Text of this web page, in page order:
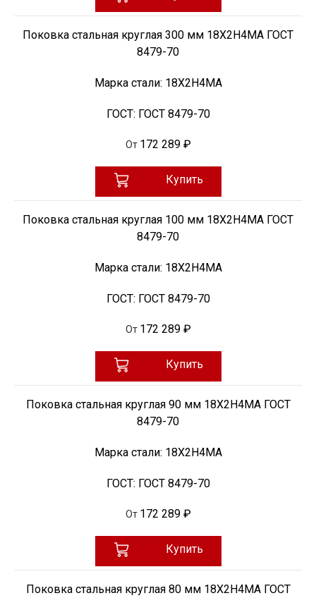
Поковка стальная круглая 300 мм 18Х2Н4МА ГОСТ
8479-70
Марка стали: 18Х2Н4МА
ГОСТ: ГОСТ 8479-70
От 172 289 ₽
Купить
Поковка стальная круглая 100 мм 18Х2Н4МА ГОСТ
8479-70
Марка стали: 18Х2Н4МА
ГОСТ: ГОСТ 8479-70
От 172 289 ₽
Купить
Поковка стальная круглая 90 мм 18Х2Н4МА ГОСТ
8479-70
Марка стали: 18Х2Н4МА
ГОСТ: ГОСТ 8479-70
От 172 289 ₽
Купить
Поковка стальная круглая 80 мм 18Х2Н4МА ГОСТ